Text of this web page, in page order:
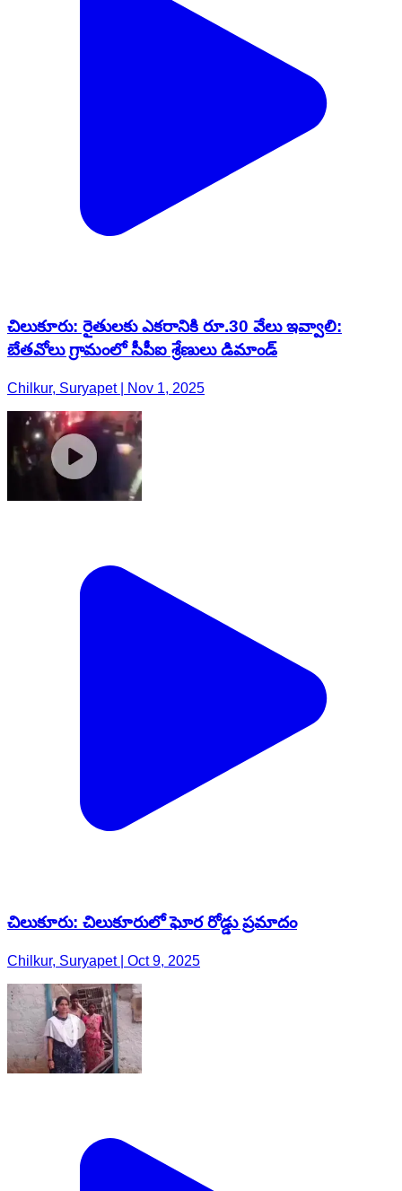
చిలుకూరు: రైతులకు ఎకరానికి రూ.30 వేలు ఇవ్వాలి:
బేతవోలు గ్రామంలో సీపీఐ శ్రేణులు డిమాండ్
Chilkur, Suryapet | Nov 1, 2025
చిలుకూరు: చిలుకూరులో ఘోర రోడ్డు ప్రమాదం
Chilkur, Suryapet | Oct 9, 2025